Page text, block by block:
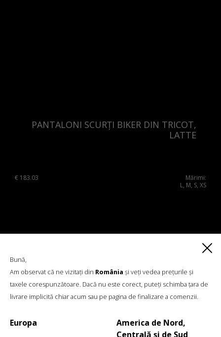
PANTALONI SCURȚI BIKER DIN TRICOT,
LATTE
€ 183.03
Mărimi:
L, M, S, XS
Bună,
Am observat că ne vizitați din România și veți vedea prețurile și
taxele corespunzătoare. Dacă nu este corect, puteți schimba țara de
livrare implicită chiar acum sau pe pagina de finalizare a comenzii.
Europa
America de Nord,
Centrală și de Sud